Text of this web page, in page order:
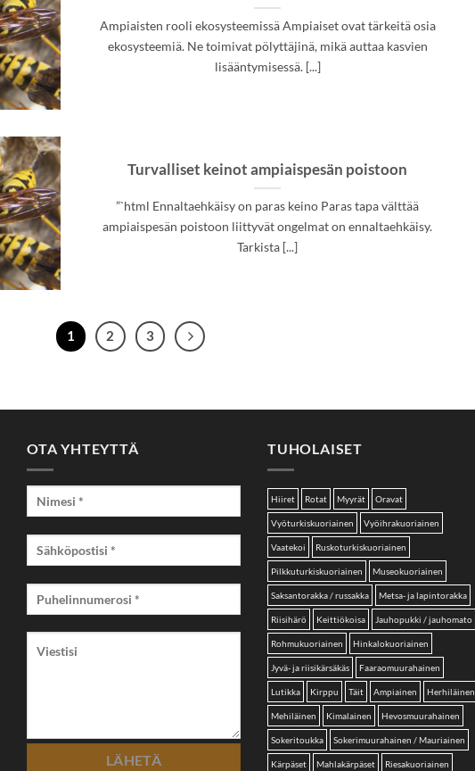
Ampiaisten rooli ekosysteemissä Ampiaiset ovat tärkeitä osia
ekosysteemiä. Ne toimivat pölyttäjinä, mikä auttaa kasvien
lisääntymisessä. [...]
Turvalliset keinot ampiaispesän poistoon
”`html Ennaltaehkäisy on paras keino Paras tapa välttää
ampiaispesän poistoon liittyvät ongelmat on ennaltaehkäisy.
Tarkista [...]
1 2 3
OTA YHTEYTTÄ TUHOLAISET
Hiiret Rotat Myyrät Oravat
Vyöturkiskuoriainen Vyöihrakuoriainen
Vaatekoi Ruskoturkiskuoriainen
Pilkkuturkiskuoriainen Museokuoriainen
Saksantorakka / russakka Metsa- ja lapintorakka
Riisihärö Keittiökoisa Jauhopukki / jauhomato
Rohmukuoriainen Hinkalokuoriainen
Jyvä- ja riisikärsäkäs Faaraomuurahainen
Lutikka Kirppu Täit Ampiainen Herhiläinen
Mehiläinen Kimalainen Hevosmuurahainen
Sokeritoukka Sokerimuurahainen / Mauriainen
Kärpäset Mahlakärpäset Riesakuoriainen